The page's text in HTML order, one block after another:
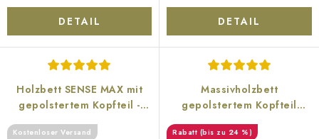
DETAIL DETAIL
Holzbett SENSE MAX mit
gepolstertem Kopfteil -
Eiche
Kostenloser Versand
Massivholzbett
gepolstertem Kopfteil
MODENA
(bis zu 24 %)